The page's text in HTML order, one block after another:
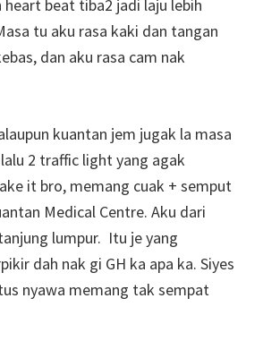
beat tiba2 jadi laju lebih
tu aku rasa kaki dan tangan
dan aku rasa cam nak
kuantan jem jugak la masa
2 traffic light yang agak
it bro, memang cuak + semput
Medical Centre. Aku dari
lumpur. Itu je yang
dah nak gi GH ka apa ka. Siyes
nyawa memang tak sempat